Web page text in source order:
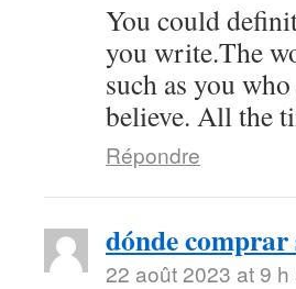
You could
you write.The
such as you
believe. All the
Répondre
dónde comprar
22 août 2023 at 9 h